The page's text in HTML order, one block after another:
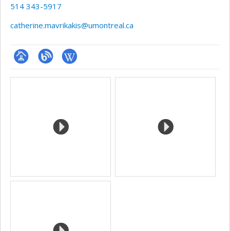
514 343-5917
catherine.mavrikakis@umontreal.ca
Page BlogueWiki
Media